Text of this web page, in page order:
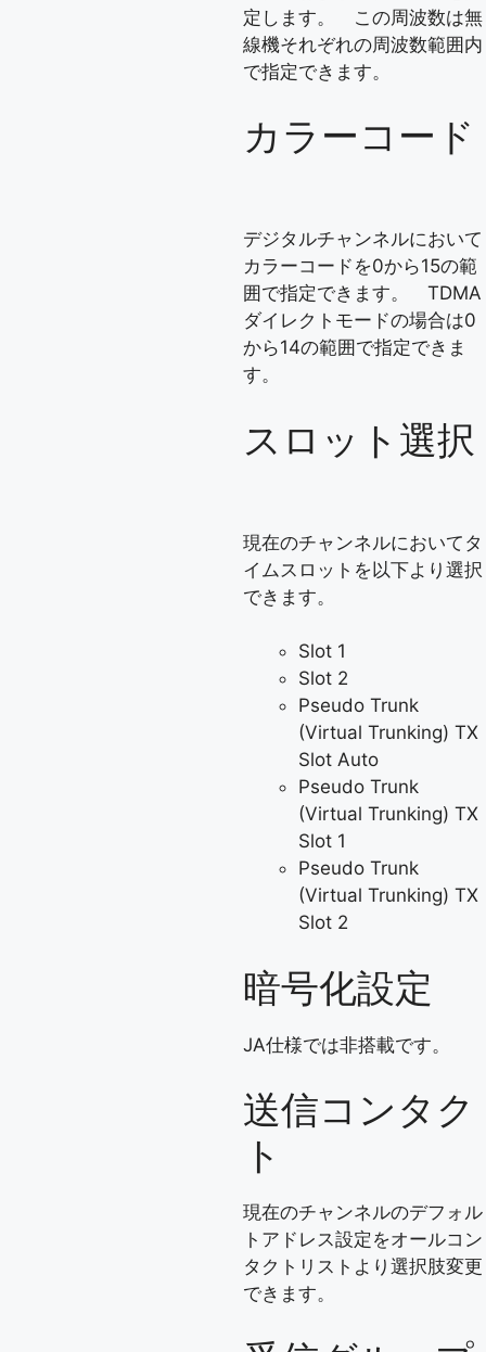
定します。 この周波数は無
線機それぞれの周波数範囲内
で指定できます。
カラーコード
デジタルチャンネルにおいて
カラーコードを0から15の範
囲で指定できます。 TDMA
ダイレクトモードの場合は0
から14の範囲で指定できま
す。
スロット選択
現在のチャンネルにおいてタ
イムスロットを以下より選択
できます。
Slot 1
Slot 2
Pseudo Trunk
(Virtual Trunking) TX
Slot Auto
Pseudo Trunk
(Virtual Trunking) TX
Slot 1
Pseudo Trunk
(Virtual Trunking) TX
Slot 2
暗号化設定
JA仕様では非搭載です。
送信コンタク
ト
現在のチャンネルのデフォル
トアドレス設定をオールコン
タクトリストより選択肢変更
できます。